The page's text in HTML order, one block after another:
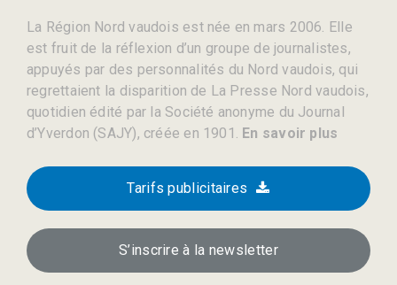
La Région Nord vaudois est née en mars 2006. Elle
est fruit de la réflexion d’un groupe de journalistes,
appuyés par des personnalités du Nord vaudois, qui
regrettaient la disparition de La Presse Nord vaudois,
quotidien édité par la Société anonyme du Journal
d’Yverdon (SAJY), créée en 1901. En savoir plus
Tarifs publicitaires
S’inscrire à la newsletter